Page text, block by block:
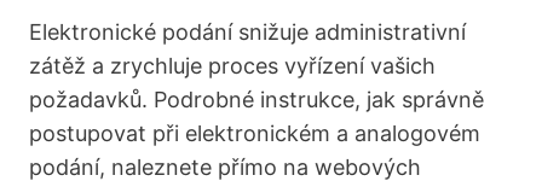
Elektronické podání snižuje administrativní
zátěž a zrychluje proces vyřízení vašich
požadavků. Podrobné instrukce, jak správně
postupovat při elektronickém a analogovém
podání, naleznete přímo na webových